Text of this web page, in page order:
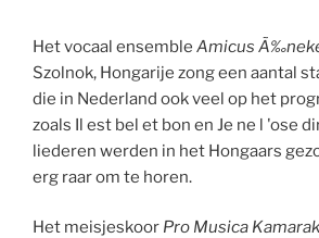
Het vocaal ensemble Amicus
Szolnok, Hongarije zong een aantal
die in Nederland ook veel op het
zoals Il est bel et bon en Je ne l 'ose
liederen werden in het Hongaars
erg raar om te horen.
Het meisjeskoor Pro Musica